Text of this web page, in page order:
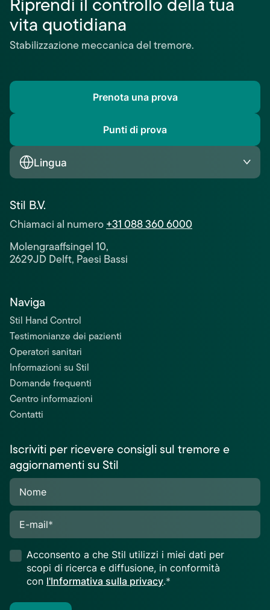
vita quotidiana
Stabilizzazione meccanica del tremore.
Prenota una prova
Punti di prova
Lingua
Stil B.V.
Chiamaci al numero+31 088 360 6000
Molengraaffsingel 10,
2629JD Delft, Paesi Bassi
Naviga
Stil Hand Control
Testimonianze dei pazienti
Operatori sanitari
Informazioni su Stil
Domande frequenti
Centro informazioni
Contatti
Iscriviti per ricevere consigli sul tremore e
aggiornamenti su Stil
Nome
E-mail*
Acconsento a che Stil utilizzi i miei dati per
scopi di ricerca e diffusione, in conformità
con l'Informativa sulla privacy.*